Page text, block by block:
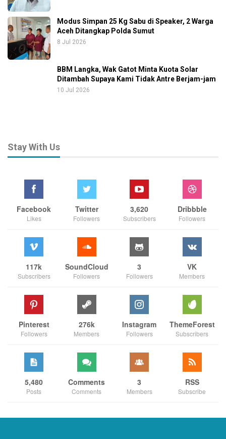
Modus Simpan 25 Kg Sabu di Speaker, 2 Warga
Aceh Ditangkap Polda Sumut
8 Jul 2026
BBM Langka, Wak Gatot Minta Kuota Solar
Ditambah Supaya Kami Tidak Antre Berjam-jam
10 Jul 2026
Stay With Us
Facebook
Likes
Twitter
Followers
3,620
Subscribers
Dribbble
Followers
117k
Subscribers
SoundCloud
Followers
3
Followers
VK
Members
Pinterest
Followers
276k
Members
Instagram
Followers
ThemeForest
Subscribers
5,480
Posts
Comments
Comments
3
Members
RSS
Subscribe